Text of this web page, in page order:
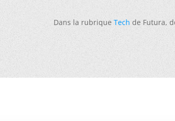
Dans la rubriqueTechde Futura,